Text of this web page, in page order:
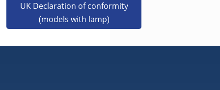
UK Declaration of conformity
(models with lamp)